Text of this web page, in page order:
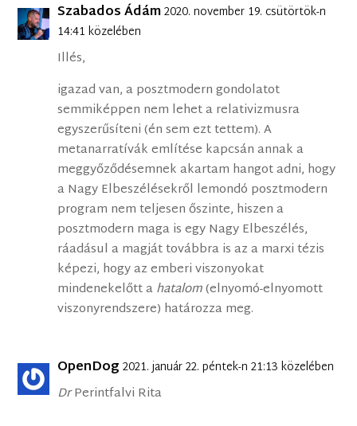
Szabados Ádám2020. november 19. csütörtök-n
14:41 közelében
Illés,
igazad van, a posztmodern gondolatot
semmiképpen nem lehet a relativizmusra
egyszerűsíteni (én sem ezt tettem). A
metanarratívák említése kapcsán annak a
meggyőződésemnek akartam hangot adni, hogy
a Nagy Elbeszélésekről lemondó posztmodern
program nem teljesen őszinte, hiszen a
posztmodern maga is egy Nagy Elbeszélés,
ráadásul a magját továbbra is az a marxi tézis
képezi, hogy az emberi viszonyokat
mindenekelőtt ahatalom(elnyomó-elnyomott
viszonyrendszere) határozza meg.
OpenDog 2021. január 22. péntek-n 21:13 közelében
DrPerintfalvi Rita